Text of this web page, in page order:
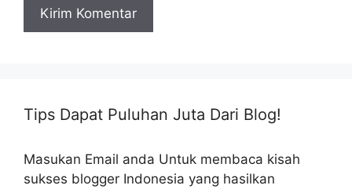
Tips Dapat Puluhan Juta Dari Blog!
Masukan Email anda Untuk membaca kisah
sukses blogger Indonesia yang hasilkan